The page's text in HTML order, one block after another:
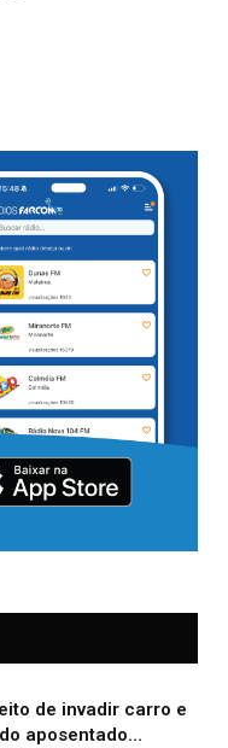
de invadir carro e
aposentado